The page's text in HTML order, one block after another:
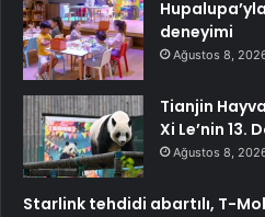
deneyimi
Ağustos 8,
Tianjin
Xi Le’nin 13.
Ağustos 8,
Starlink tehdidi abartılı, T-